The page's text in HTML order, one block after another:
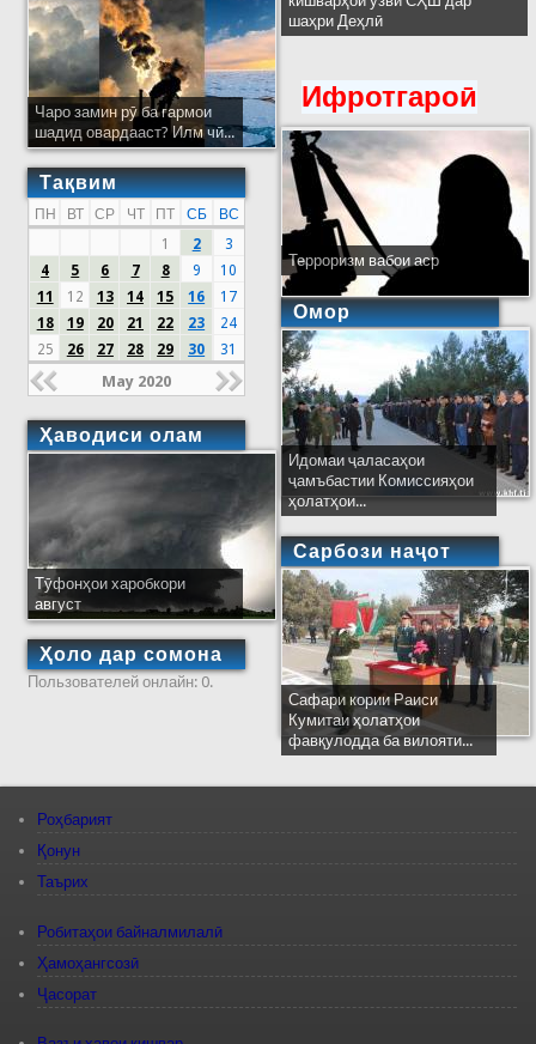
Чаро замин рӯ ба гармои
шадид овардааст? Илм чӣ...
Тақвим
ПН ВТ СР ЧТ ПТ СБ
ВС
1
2
3
4
5 6 7 8 9
10
11
12 13 14 15 16
17
18
19 20 21 22 23
24
25
26 27 28 29 30 31
May 2020
Ҳаводиси олам
Тӯфонҳои харобкори
август
Ҳоло дар сомона
Пользователей онлайн: 0.
шаҳри Деҳлӣ
Ифротгароӣ
Терроризм вабои аср
Омор
Идомаи ҷаласаҳои
ҷамъбастии Комиссияҳои
ҳолатҳои...
Сарбози наҷот
Сафари кории Раиси
Кумитаи ҳолатҳои
фавқулодда ба вилояти...
Роҳбарият
Қонун
Таърих
Робитаҳои байналмилалӣ
Ҳамоҳангсозӣ
Ҷасорат